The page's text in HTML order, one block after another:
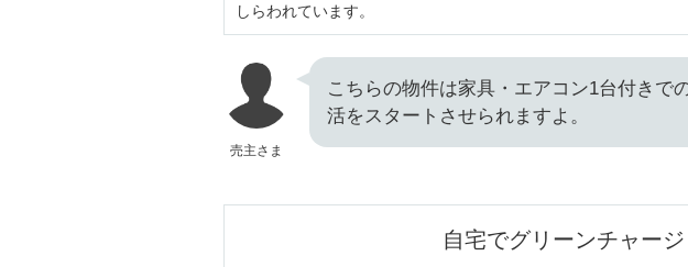
しらわれています。
売主さま
こちらの物件は家具・エアコン1台付きで
活をスタートさせられますよ。
自宅でグリーンチャージ